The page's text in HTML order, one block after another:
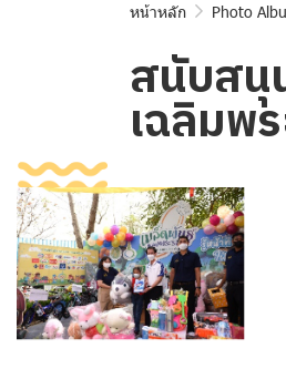
หน้าหลัก Photo
สนับสนุ
เฉลิมพ